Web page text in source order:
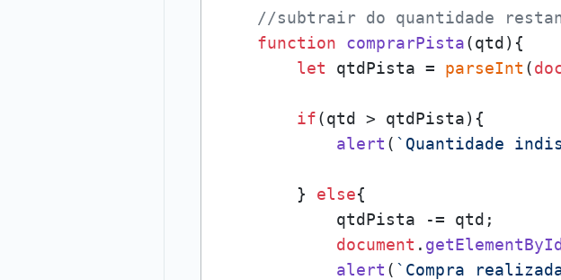
//subtrair do quantidade
function
comprarPista(qtd ){
let qtdPista = parseInt (
if(qtd > qtdPista){
alert ( `Quantidade
        }
else{
            qtdPista -= qtd;
document . getElementById
alert ( `Compra